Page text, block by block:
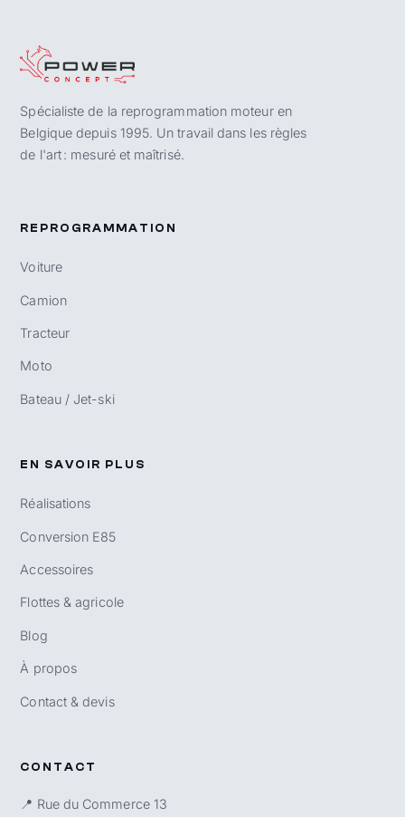
Spécialiste de la reprogrammation moteur en
Belgique depuis 1995. Un travail dans les règles
de l'art : mesuré et maîtrisé.
REPROGRAMMATION
Voiture
Camion
Tracteur
Moto
Bateau / Jet-ski
EN SAVOIR PLUS
Réalisations
Conversion E85
Accessoires
Flottes & agricole
Blog
À propos
Contact & devis
CONTACT
📍 Rue du Commerce 13